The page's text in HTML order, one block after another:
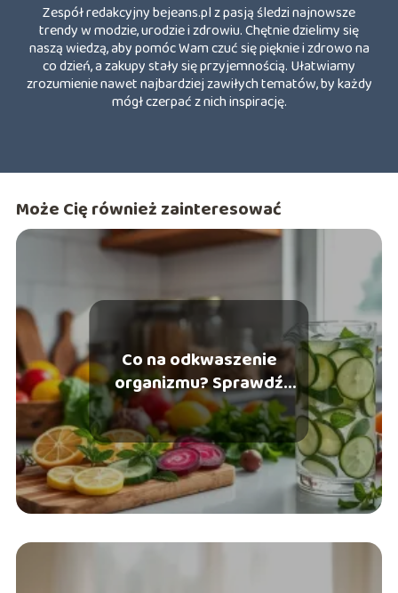
Zespół redakcyjny bejeans.pl z pasją śledzi najnowsze
trendy w modzie, urodzie i zdrowiu. Chętnie dzielimy się
naszą wiedzą, aby pomóc Wam czuć się pięknie i zdrowo na
co dzień, a zakupy stały się przyjemnością. Ułatwiamy
zrozumienie nawet najbardziej zawiłych tematów, by każdy
mógł czerpać z nich inspirację.
Może Cię również zainteresować
Co na odkwaszenie
organizmu? Sprawdź
skuteczne metody i
produkty